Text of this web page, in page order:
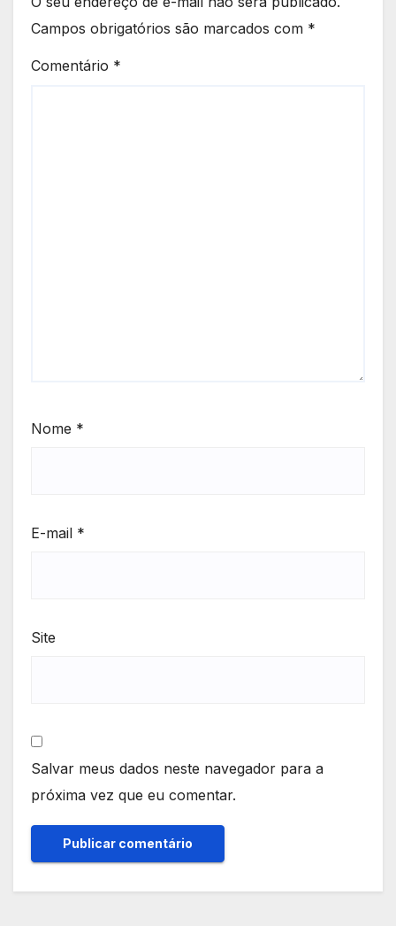
Campos obrigatórios são marcados com *
Comentário *
Nome *
E-mail *
Site
Salvar meus dados neste navegador para a
próxima vez que eu comentar.